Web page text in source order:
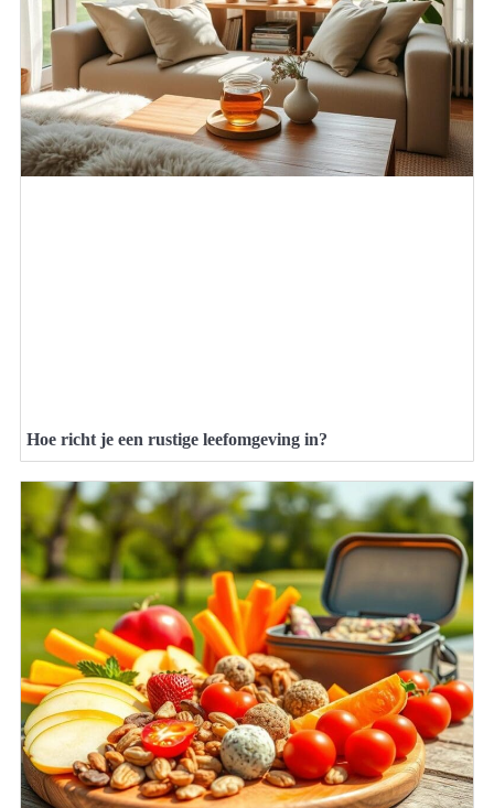
Hoe richt je een rustige leefomgeving in?